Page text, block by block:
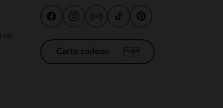
de confidentialité, en garantissant la conformité avec
18h
Carte cadeau